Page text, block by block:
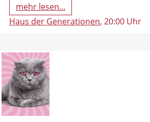
mehr lesen...
Haus der Generationen, 20:00 Uhr